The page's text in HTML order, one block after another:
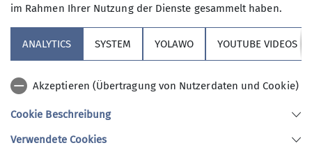
Familiengruppe
Bergen unterwegs sind.
im Rahmen Ihrer Nutzung der Dienste gesammelt haben.
ANALYTICS SYSTEM YOLAWO YOUTUBE VIDEOS
Akzeptieren (Übertragung von Nutzerdaten und Cookie)
Cookie Beschreibung
Verwendete Cookies